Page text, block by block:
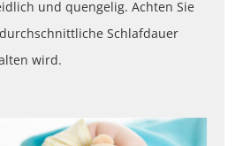
und quengelig. Achten Sie
Schlafdauer
wird.